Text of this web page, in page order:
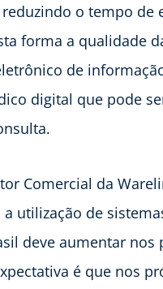
o tempo de
forma a qualidade
de
digital que pode
Comercial da
utilização de
deve aumentar
é que nos